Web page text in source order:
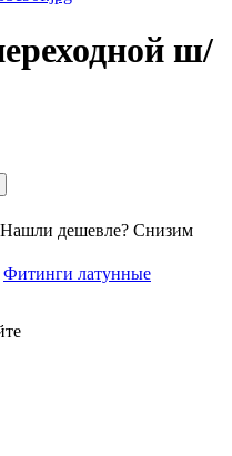
ш/
Нашли дешевле? Снизим
Фитинги латунные